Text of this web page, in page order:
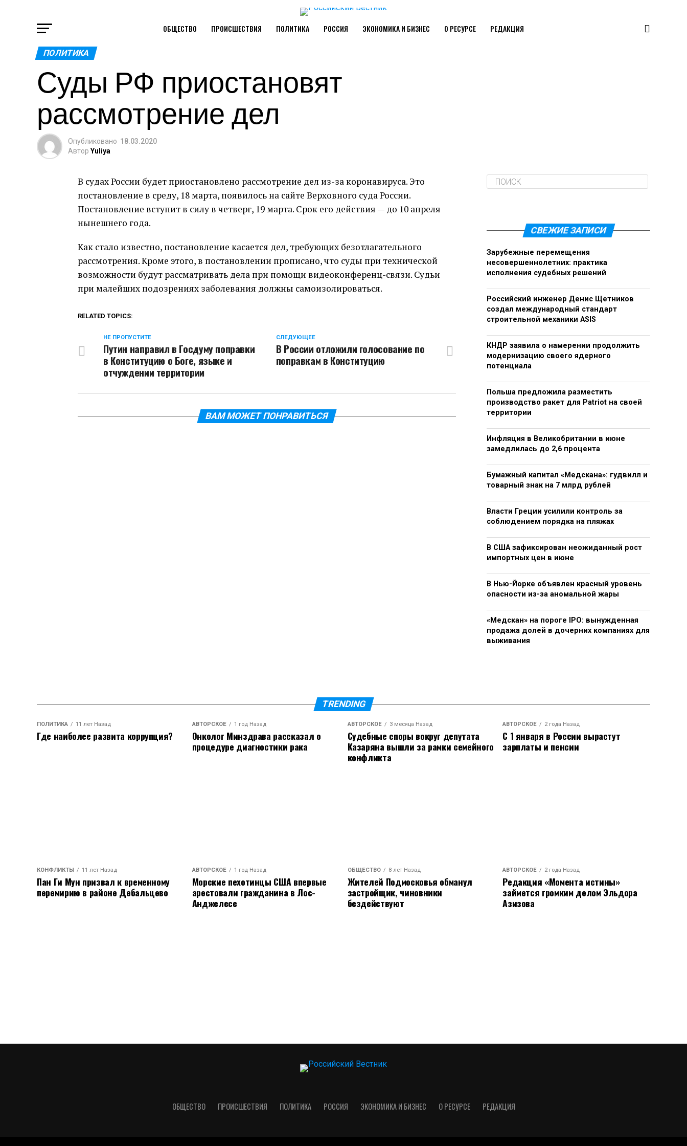
ОБЩЕСТВО ПРОИСШЕСТВИЯ ПОЛИТИКА РОССИЯ ЭКОНОМИКА И БИЗНЕС О РЕСУРСЕ РЕДАКЦИЯ
ПОЛИТИКА
Суды РФ приостановят
рассмотрение дел
Опубликовано 18.03.2020
Автор Yuliya
В судах России будет приостановлено рассмотрение дел из-за коронавируса. Это
постановление в среду, 18 марта, появилось на сайте Верховного суда России.
Постановление вступит в силу в четверг, 19 марта. Срок его действия — до 10 апреля
нынешнего года.
Как стало известно, постановление касается дел, требующих безотлагательного
рассмотрения. Кроме этого, в постановлении прописано, что суды при технической
возможности будут рассматривать дела при помощи видеоконференц-связи. Судьи
при малейших подозрениях заболевания должны самоизолироваться.
RELATED TOPICS:
CЛЕДУЮЩЕЕ
В России отложили голосование по
поправкам в Конституцию
НЕ ПРОПУСТИТЕ
Путин направил в Госдуму поправки
в Конституцию о Боге, языке и
отчуждении территории
ВАМ МОЖЕТ ПОНРАВИТЬСЯ
СВЕЖИЕ ЗАПИСИ
Зарубежные перемещения
несовершеннолетних: практика
исполнения судебных решений
Российский инженер Денис Щетников
создал международный стандарт
строительной механики ASIS
КНДР заявила о намерении продолжить
модернизацию своего ядерного
потенциала
Польша предложила разместить
производство ракет для Patriot на своей
территории
Инфляция в Великобритании в июне
замедлилась до 2,6 процента
Бумажный капитал «Медскана»: гудвилл и
товарный знак на 7 млрд рублей
Власти Греции усилили контроль за
соблюдением порядка на пляжах
В США зафиксирован неожиданный рост
импортных цен в июне
В Нью-Йорке объявлен красный уровень
опасности из-за аномальной жары
«Медскан» на пороге IPO: вынужденная
продажа долей в дочерних компаниях для
выживания
TRENDING
ПОЛИТИКА 11 лет Назад
Где наиболее развита коррупция?
АВТОРСКОЕ 1 год Назад
Онколог Минздрава рассказал о
процедуре диагностики рака
АВТОРСКОЕ 3 месяца Назад
Судебные споры вокруг депутата
Казаряна вышли за рамки семейного
конфликта
АВТОРСКОЕ 2 года Назад
С 1 января в России вырастут
зарплаты и пенсии
КОНФЛИКТЫ 11 лет Назад
Пан Ги Мун призвал к временному
перемирию в районе Дебальцево
АВТОРСКОЕ 1 год Назад
Морские пехотинцы США впервые
арестовали гражданина в Лос-
Анджелесе
ОБЩЕСТВО 8 лет Назад
Жителей Подмосковья обманул
застройщик, чиновники
бездействуют
АВТОРСКОЕ 2 года Назад
Редакция «Момента истины»
займется громким делом Эльдора
Азизова
ОБЩЕСТВО ПРОИСШЕСТВИЯ ПОЛИТИКА РОССИЯ ЭКОНОМИКА И БИЗНЕС О РЕСУРСЕ РЕДАКЦИЯ